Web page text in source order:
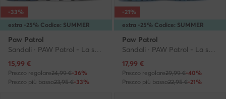
extra -25% Codice: SUMMER
-33%
Paw Patrol
Sandali · PAW Patrol - La squadra dei cuccioli · Blu
Prezzo attuale
15,99 €
Prezzo regolare24,99 €-36%
Prezzo più basso23,95 €-33%
extra -25% Codice: SUMMER
-21%
Paw Patrol
Sandali · PAW Patrol - La squadra dei cuccioli · Blu
Prezzo attuale
17,99 €
Prezzo regolare29,99 €-40%
Prezzo più basso22,95 €-21%